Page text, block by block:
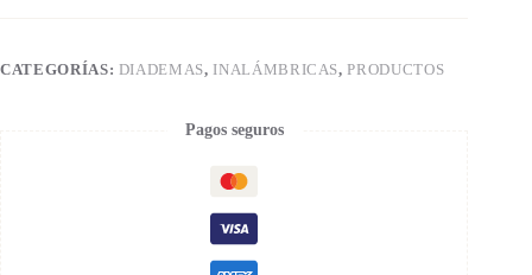
CATEGORÍAS: DIADEMAS, INALÁMBRICAS,PRODUCTOS
Pagos seguros